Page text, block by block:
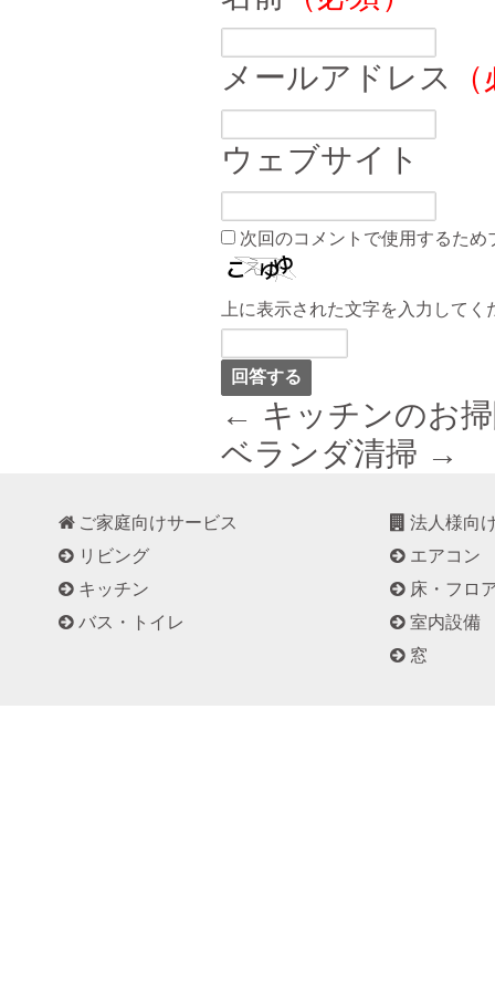
メールアドレス
ウェブサイト
次回のコメントで使用するた
上に表示された文字を入力してく
← キッチンのお
ベランダ清掃 →
ご家庭向けサービス
リビング
キッチン
バス・トイレ
法人様向
エアコン
床・フロ
室内設備
窓